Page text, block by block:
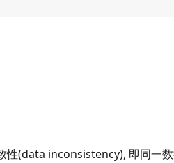
性(data inconsistency), 即同一